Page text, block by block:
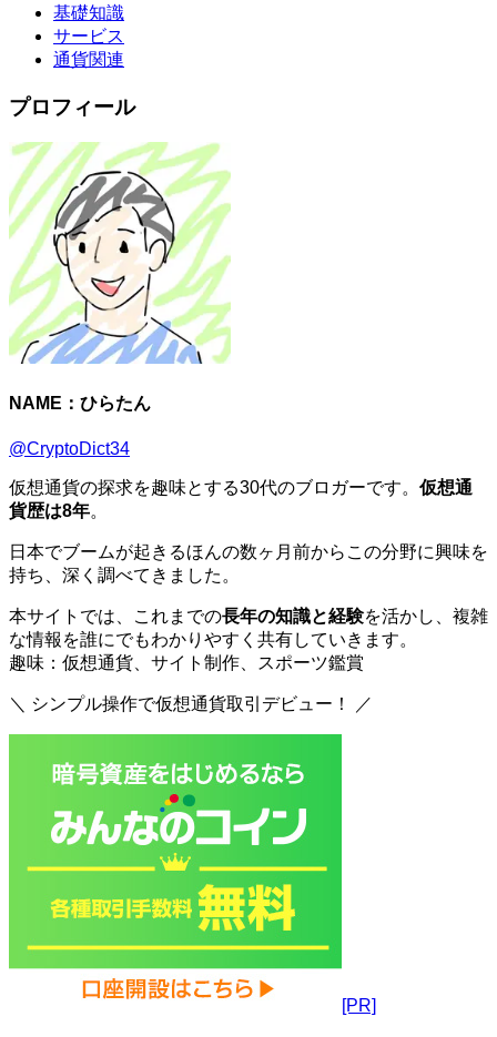
基礎知識
サービス
通貨関連
プロフィール
NAME： ひらたん
@CryptoDict34
仮想通貨の探求を趣味とする30代のブロガーです。 仮想通
貨歴は8年。
日本でブームが起きるほんの数ヶ月前からこの分野に興味を
持ち、深く調べてきました。
本サイトでは、これまでの長年の知識と経験を活かし、複雑
な情報を誰にでもわかりやすく共有していきます。
趣味：仮想通貨、サイト制作、スポーツ鑑賞
＼ シンプル操作で仮想通貨取引デビュー！ ／
[PR]